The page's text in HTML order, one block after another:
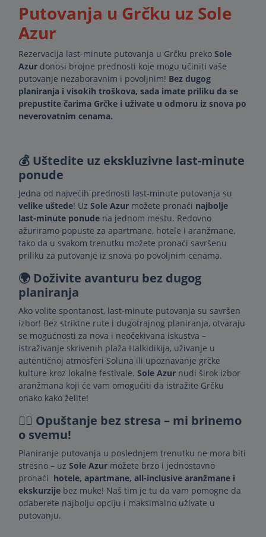
Putovanja u Grčku uz Sole
Azur
Rezervacija last-minute putovanja u Grčku preko Sole
Azur donosi brojne prednosti koje mogu učiniti vaše
putovanje nezaboravnim i povoljnim! Bez dugog
planiranja i visokih troškova, sada imate priliku da se
prepustite čarima Grčke i uživate u odmoru iz snova po
neverovatnim cenama.
💰 Uštedite uz ekskluzivne last-minute
ponude
Jedna od najvećih prednosti last-minute putovanja su
velike uštede! Uz Sole Azur možete pronaći najbolje
last-minute ponude na jednom mestu. Redovno
ažuriramo popuste za apartmane, hotele i aranžmane,
tako da u svakom trenutku možete pronaći savršenu
priliku za putovanje iz snova po povoljnim cenama.
🌍 Doživite avanturu bez dugog
planiranja
Ako volite spontanost, last-minute putovanja su savršen
izbor! Bez striktne rute i dugotrajnog planiranja, otvaraju
se mogućnosti za nova i neočekivana iskustva –
istraživanje skrivenih plaža Halkidikija, uživanje u
autentičnoj atmosferi Soluna ili upoznavanje grčke
kulture kroz lokalne festivale. Sole Azur nudi širok izbor
aranžmana koji će vam omogućiti da istražite Grčku
onako kako želite!
🧘‍♂️ Opuštanje bez stresa – mi brinemo
o svemu!
Planiranje putovanja u poslednjem trenutku ne mora biti
stresno – uz Sole Azur možete brzo i jednostavno
pronaći hotele, apartmane, all-inclusive aranžmane i
ekskurzije bez muke! Naš tim je tu da vam pomogne da
odaberete najbolju opciju i maksimalno uživate u
putovanju.